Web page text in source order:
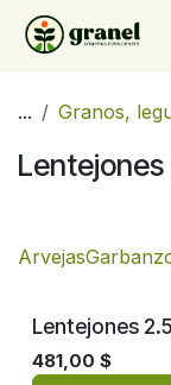
Ir al contenido
... Granos,
Lentejones
Arvejas
Lentejones
481,00 $